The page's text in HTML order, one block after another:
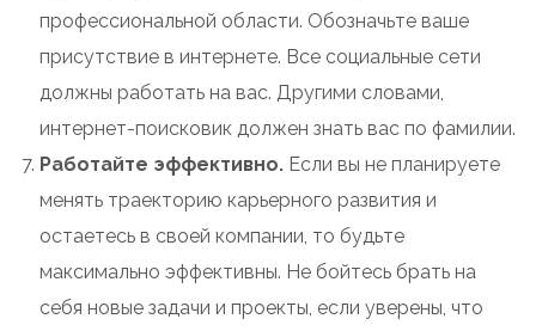
профессиональной области. Обозначьте ваше
присутствие в интернете. Все социальные сети
должны работать на вас. Другими словами,
интернет-поисковик должен знать вас по фамилии.
Работайте эффективно. Если вы не планируете
менять траекторию карьерного развития и
остаетесь в своей компании, то будьте
максимально эффективны. Не бойтесь брать на
себя новые задачи и проекты, если уверены, что